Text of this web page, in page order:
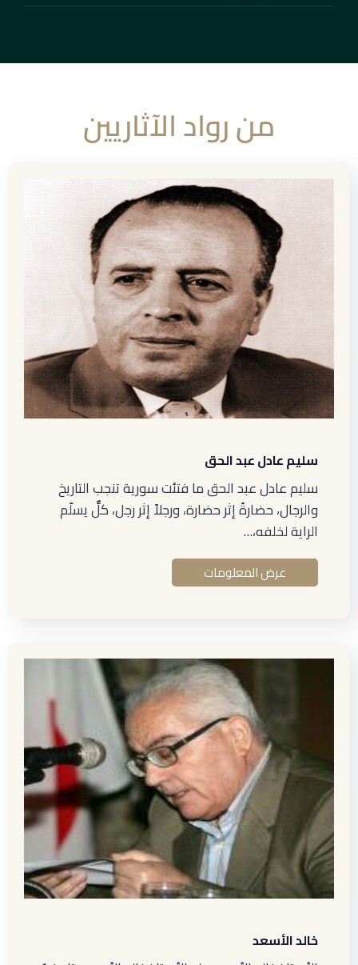
من رواد الآثاريين
سليم عادل عبد الحق
سليم عادل عبد الحق ما فتئت سورية تنجب التاريخ
والرجال، حضارةً إثر حضارة، ورجلاً إثر رجل، كلٌّ يسلّم
الراية لخلفه،…
عرض المعلومات
خالد الأسعد